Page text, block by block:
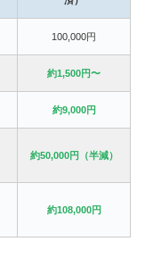
100,000円
約1,500円〜
約9,000円
約50,000円（半減）
約108,000円